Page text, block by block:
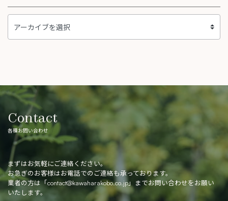
Contact
各種お問い合わせ
まずはお気軽にご連絡ください。
お急ぎのお客様はお電話でのご連絡も承っております。
業者の方は「contact@kawaharakobo.co.jp」までお問い合わせをお願い
いたします。